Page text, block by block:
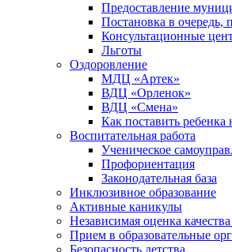
Предоставление
Постановка в очередь,
Консультационные
Льготы
Оздоровление
МДЦ «Артек»
ВДЦ «Орленок»
ВДЦ «Смена»
Как поставить ребенка
Воспитательная работа
Ученическое
Профориентация
Законодательная база
Инклюзивное образование
Активные каникулы
Независимая оценка
Прием в образовательные
Безопасность детства